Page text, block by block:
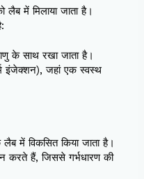
में मिलाया जाता है।
के साथ रखा जाता है।
इंजेक्शन), जहां एक स्वस्थ
में विकसित किया जाता है।
हैं, जिससे गर्भधारण की